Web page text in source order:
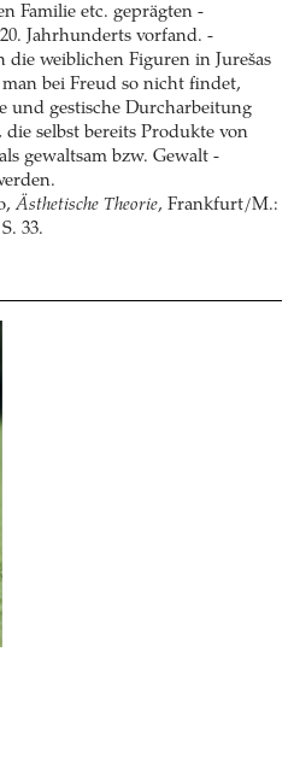
Familie etc. ­geprägten
Jahrhunderts vorfand.
weiblichen Figuren in Jurešas
bei Freud so nicht findet,
und gestische Durcharbeitung
selbst bereits Produkte von
gewaltsam bzw. Gewalt
Ästhetische Theorie, Frankfurt/M.:
33.